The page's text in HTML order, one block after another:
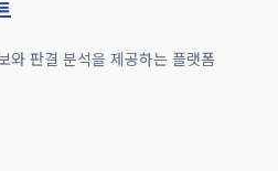
와 판결 분석을 제공하는 플랫폼